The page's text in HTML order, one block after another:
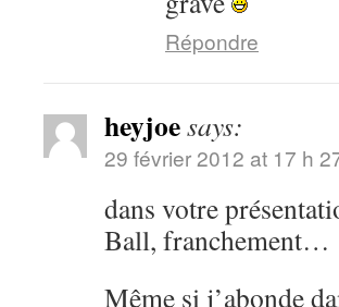
Répondre
heyjoesays:
29 février 2012 at 17 h
dans votre
Ball, franchement…
Même si j’abonde